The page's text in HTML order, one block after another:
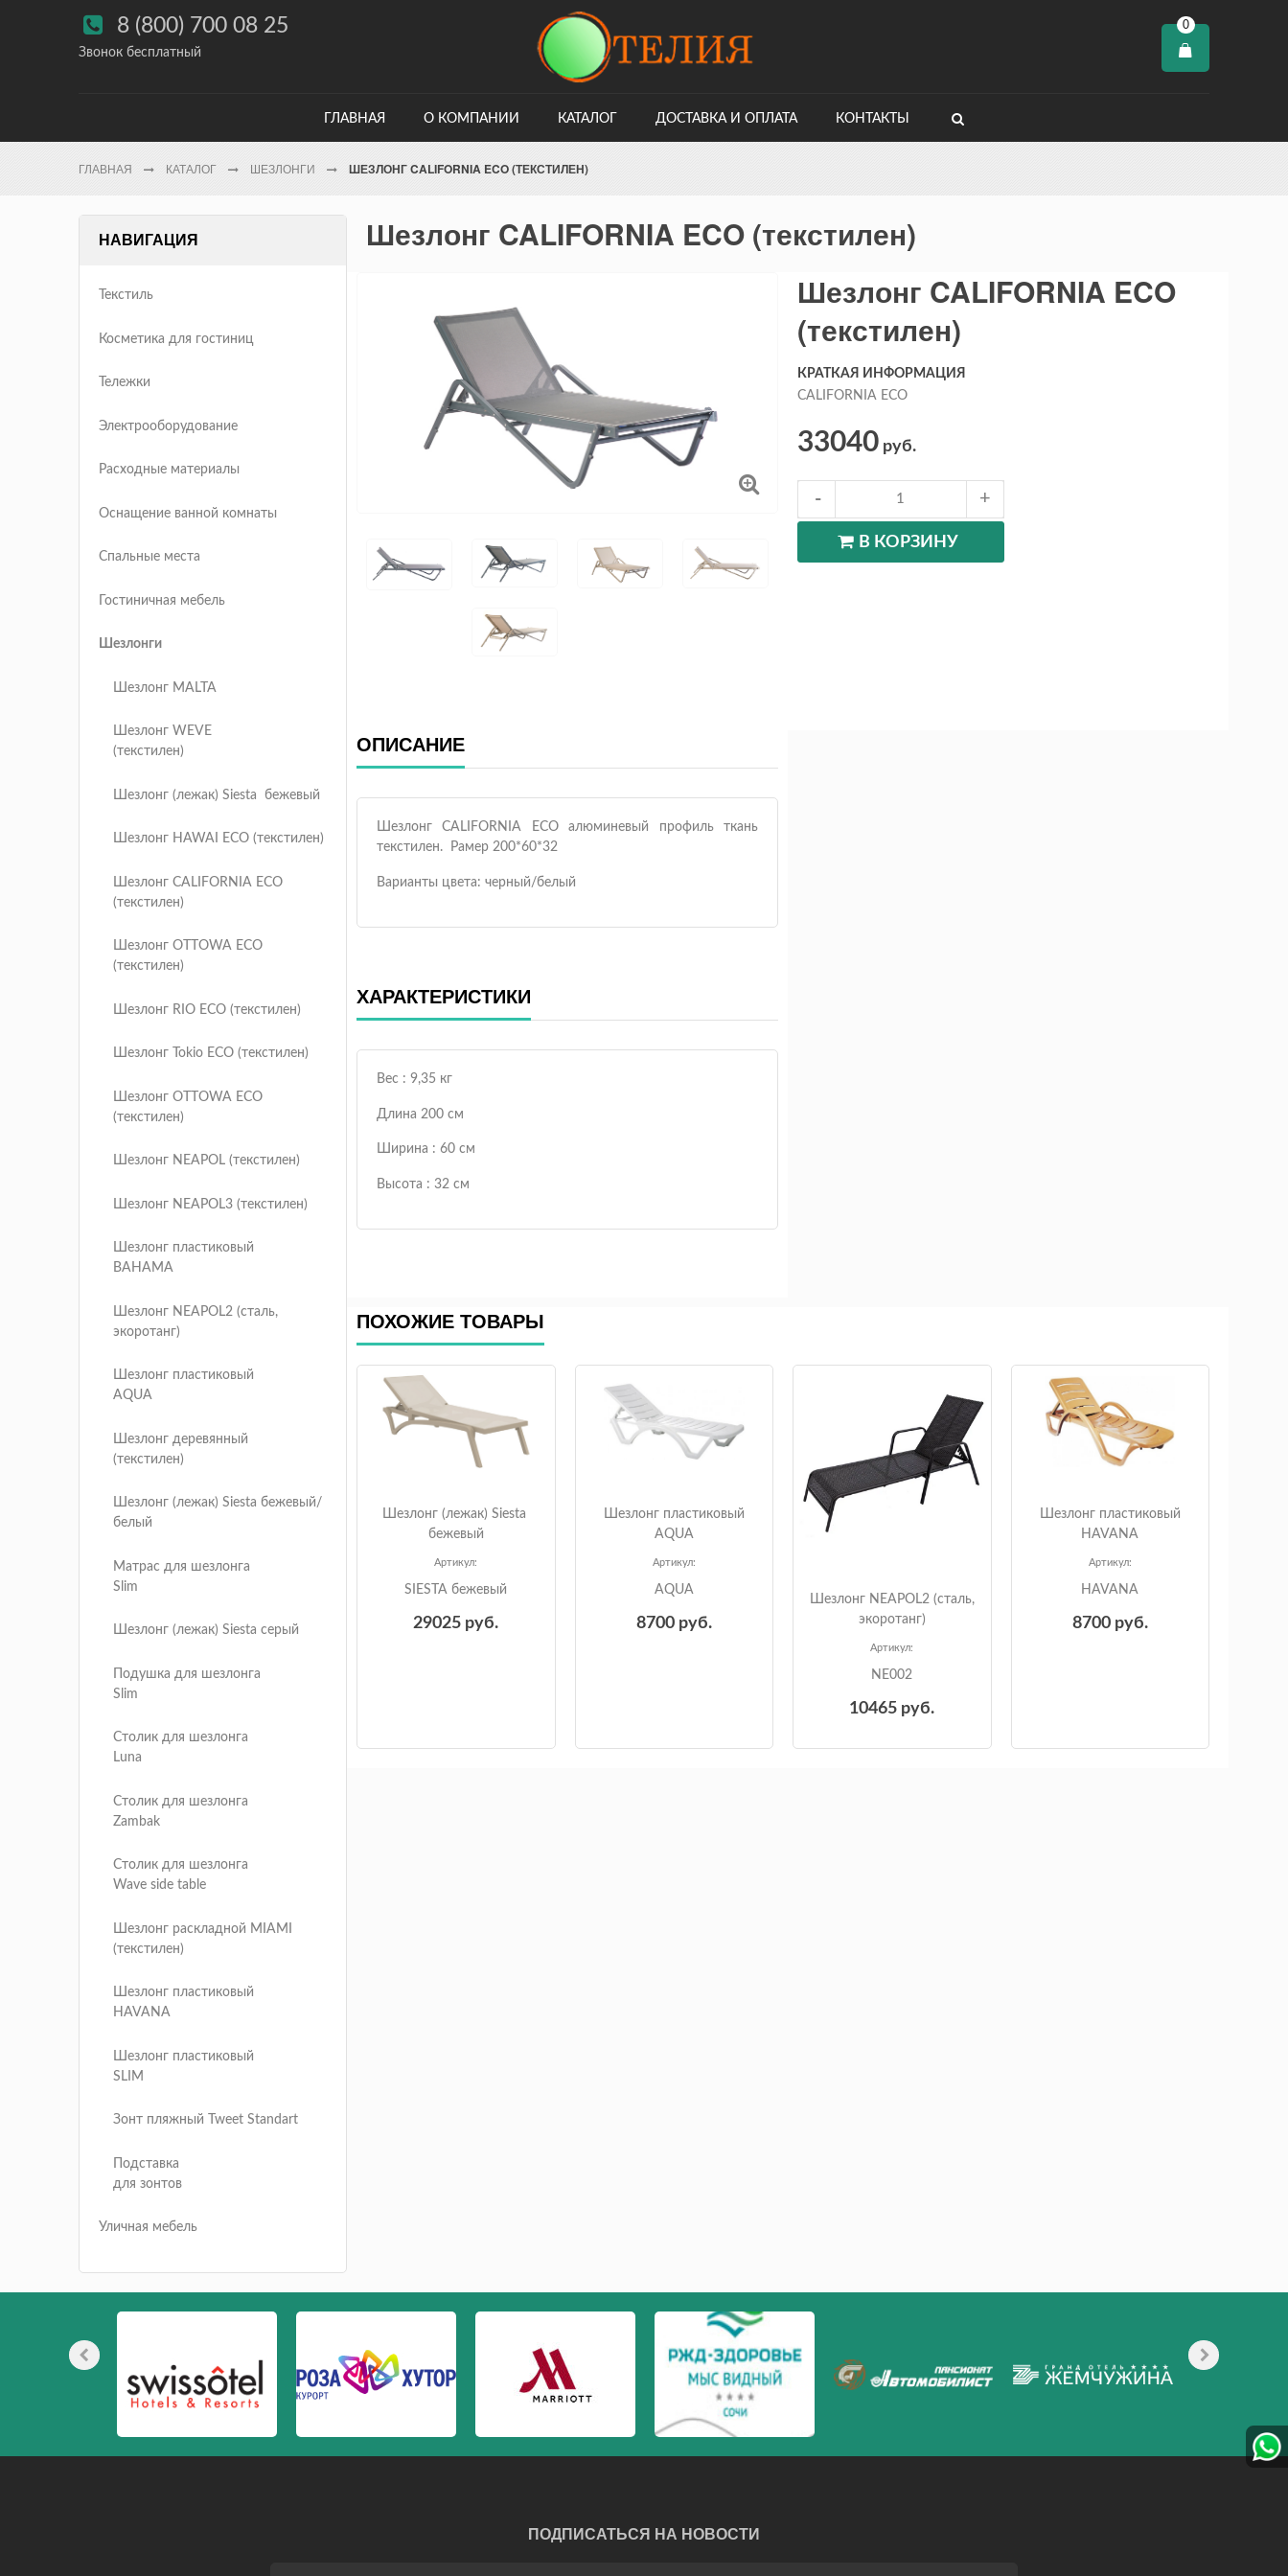
 8 (800) 700 08 25
Звонок бесплатный
0
ГЛАВНАЯ О КОМПАНИИ КАТАЛОГ ДОСТАВКА И ОПЛАТА КОНТАКТЫ
ГЛАВНАЯ КАТАЛОГ ШЕЗЛОНГИ ШЕЗЛОНГ CALIFORNIA ECO (ТЕКСТИЛЕН)
Шезлонг CALIFORNIA ECO (текстилен)
Шезлонг CALIFORNIA ECO
(текстилен)
КРАТКАЯ ИНФОРМАЦИЯ
CALIFORNIA ECO
33040 руб.
В КОРЗИНУ
ОПИСАНИЕ
Шезлонг CALIFORNIA ECO алюминевый профиль ткань
текстилен. Рамер 200*60*32
Варианты цвета: черный/белый
ХАРАКТЕРИСТИКИ
Вес : 9,35 кг
Длина 200 см
Ширина : 60 см
Высота : 32 см
ПОХОЖИЕ ТОВАРЫ
Шезлонг (лежак) Siesta
бежевый
Артикул:
SIESTA бежевый
29025 руб.
Шезлонг пластиковый
AQUA
Артикул:
AQUA
8700руб.
Шезлонг NEAPOL2 (сталь,
экоротанг)
Артикул:
NE002
10465 руб.
Шезлонг пластиковый
HAVANA
Артикул:
HAVANA
8700руб.
НАВИГАЦИЯ
Текстиль
Косметика для гостиниц
Тележки
Электрооборудование
Расходные материалы
Оснащение ванной комнаты
Спальные места
Гостиничная мебель
Шезлонги
Шезлонг MALTA
Шезлонг WEVE
(текстилен)
Шезлонг (лежак) Siesta бежевый
Шезлонг HAWAI ECO (текстилен)
Шезлонг CALIFORNIA ECO
(текстилен)
Шезлонг OTTOWA ECO
(текстилен)
Шезлонг RIO ECO (текстилен)
Шезлонг Tokio ECO (текстилен)
Шезлонг OTTOWA ECO
(текстилен)
Шезлонг NEAPOL (текстилен)
Шезлонг NEAPOL3 (текстилен)
Шезлонг пластиковый
BAHAMA
Шезлонг NEAPOL2 (сталь,
экоротанг)
Шезлонг пластиковый
AQUA
Шезлонг деревянный
(текстилен)
Шезлонг (лежак) Siesta бежевый/
белый
Матрас для шезлонга
Slim
Шезлонг (лежак) Siesta серый
Подушка для шезлонга
Slim
Столик для шезлонга
Luna
Столик для шезлонга
Zambak
Столик для шезлонга
Wave side table
Шезлонг раскладной MIAMI
(текстилен)
Шезлонг пластиковый
HAVANA
Шезлонг пластиковый
SLIM
Зонт пляжный Tweet Standart
Подставка
для зонтов
Уличная мебель
ПОДПИСАТЬСЯ НА НОВОСТИ